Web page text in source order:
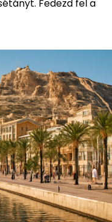
Fedezd fel a